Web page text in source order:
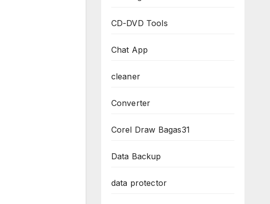
CD-DVD Tools
Chat App
cleaner
Converter
Corel Draw Bagas31
Data Backup
data protector